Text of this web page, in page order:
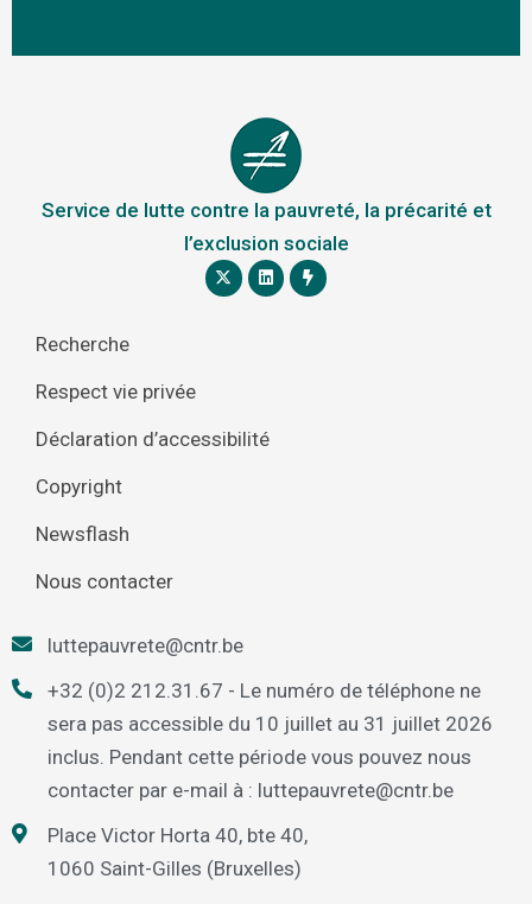
Service de lutte contre la pauvreté, la précarité et
l’exclusion sociale
Recherche
Respect vie privée
Déclaration d’accessibilité
Copyright
Newsflash
Nous contacter
luttepauvrete@cntr.be
+32 (0)2 212.31.67 - Le numéro de téléphone ne
sera pas accessible du 10 juillet au 31 juillet 2026
inclus. Pendant cette période vous pouvez nous
contacter par e-mail à : luttepauvrete@cntr.be
Place Victor Horta 40, bte 40,
1060 Saint-Gilles (Bruxelles)